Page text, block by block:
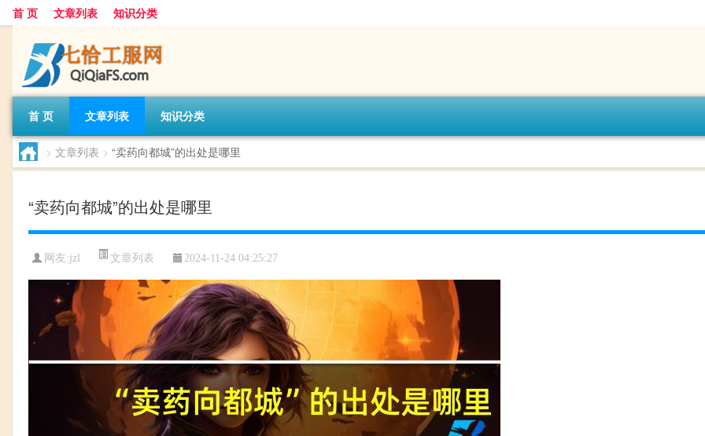
首 页 文章列表 知识分类
首 页 文章列表 知识分类
> 文章列表 > “卖药向都城”的出处是哪里
“卖药向都城”的出处是哪里
网友:jzl 文章列表 2024-11-24 04:25:27